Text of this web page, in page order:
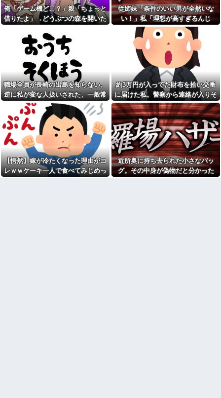
息子の彼女が家に来た時に、
我が家を舐めるように隅々まで
見た。その次の瞬間、女がとん
でもない一言
夫と姑が私の飼い猫を連れ去
って川に捨てた。それで離婚し
た数か月後、隣の市で保護され
ていた猫が私のもとに…
保育園にフリーランスで預け
ているけど、就労の証明で確定
申告の写しを求められた。これ
おかしくない？
私「私と結婚して幸せ？」旦
那「お前もそう思うだろ？」→
その返事が忘れられず、後日ま
さかの展開に…
岡田斗司夫「人間の本音とし
てブサイクを見たら不愉快にな
る。この責任をどうとるんだ」
【速報】ルフィの幹部、懲役
20年に決定する←コレは妥当
か？？？？？？？
シャウエッセン公式、またこ
【速報】憂国の士河合ゆうす
け議員、埼玉県知事選に立候補
表明
元職場の要注意オバサン、引
っ越し先でご近所になり粘着開
始！！「どこまで送って！」か
ら始まり半年も経つと「お金貸
してくれない？」断ると翌日、
玄関前にゴミが置かれる
【驚愕】サークルで付き合っ
た男が既婚者だった！しかも妻
から直接電話が来たんだがｗｗ
ｗｗ
引越して一週間経った頃、隣
の奥さんから「掃除機の音がう
るさい」と苦情があった。静か
に暮らしていたはずなのに、原
因を探るとまさかの事実が…
うちの子が危篤状態で産まれ
てＮＩＣＵに搬送されたと聴い
て、義兄嫁が｢うちの子達に赤ち
ゃん見せたい｣といってきた
【緊急】俺の友人の離婚が決
俺「ゲーム機どこ？」親「ちょっと
借りたよ」→どうぶつの森を開いた
て…
従姉妹「条件のいい男が全然いな
い！」私「理想が高すぎるんじ
ゃ…？」→婚活の愚痴を聞き続けた
結果…
職場全員が長崎の出島を知らない。
逆に私が変な人扱いされた、一般常
識だと思ってたのに
約3万円が入ってた財布を拾い交番
に届けた私。警察から連絡が入りそ
の金が私のものになった結果...
【愕然】嫁が冷たくなった理由がコ
レｗｗケーキ一人で食べてみじめっ
近所奥に持ち去られた小さなバッ
グ。その中身が偽物だと分かった